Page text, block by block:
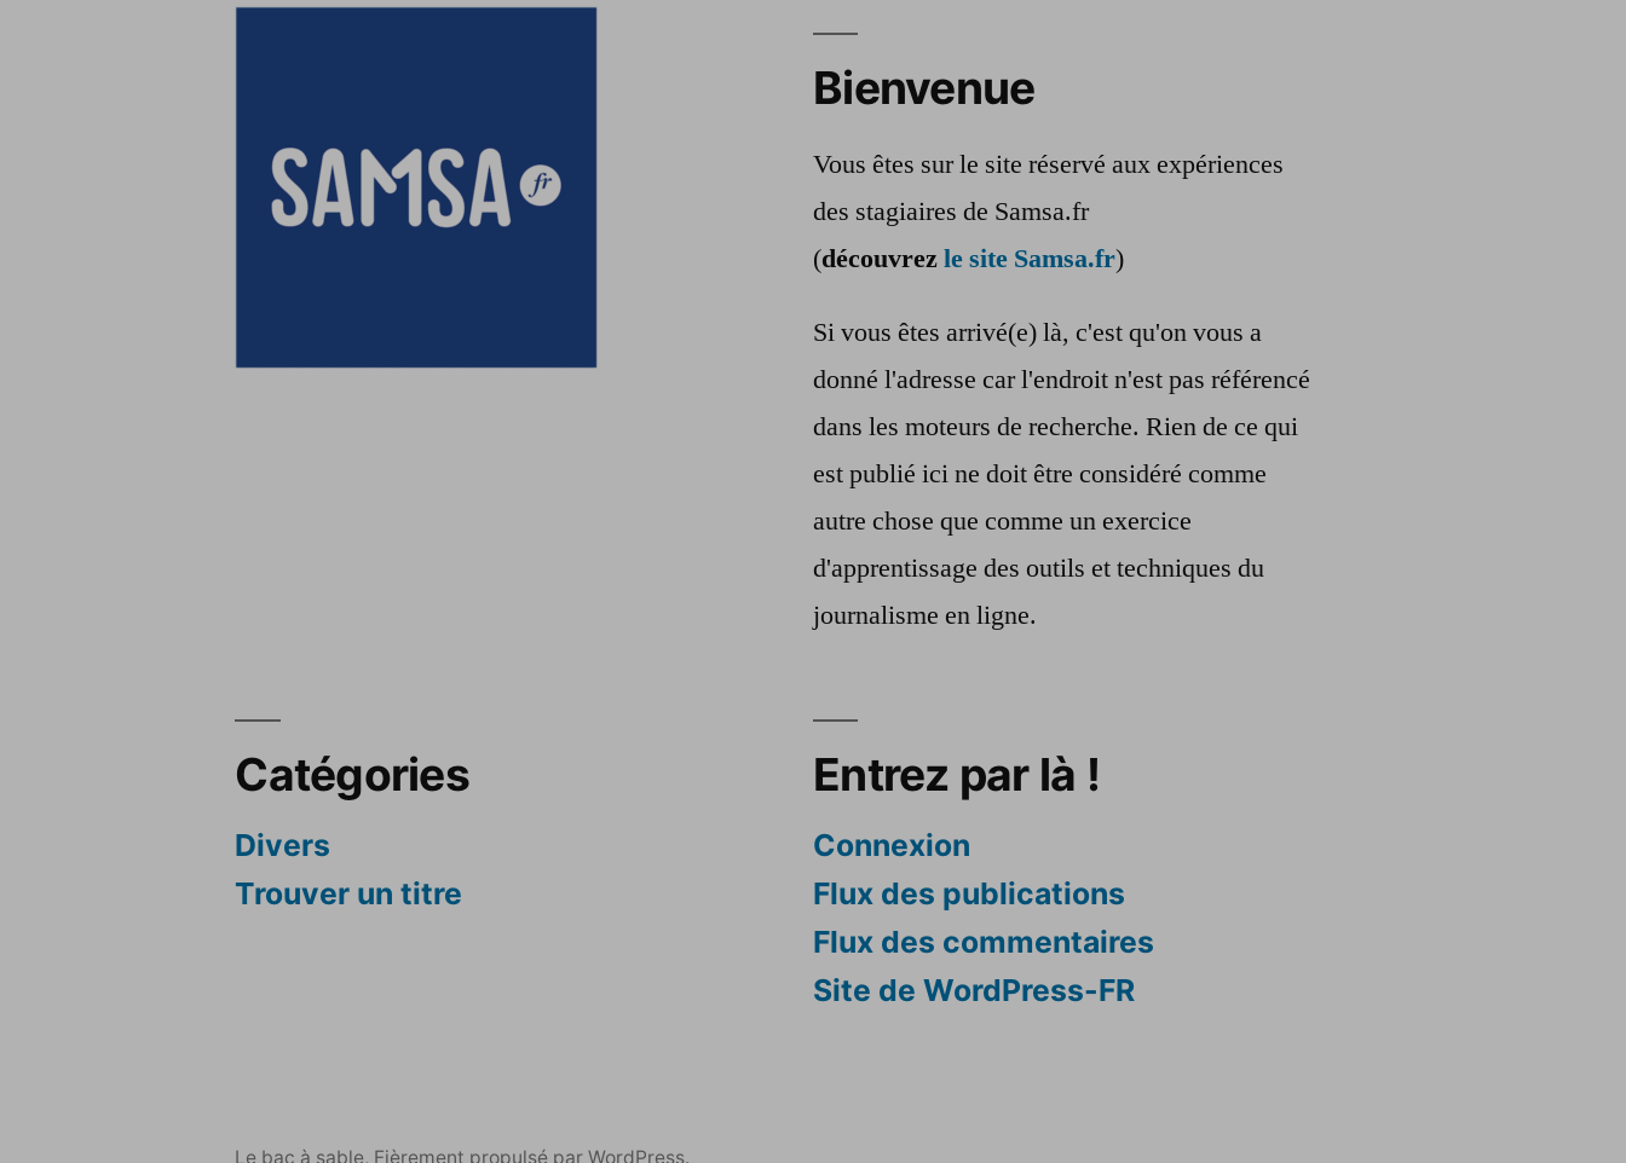
Bienvenue
Vous êtes sur le site réservé aux expériences
des stagiaires de Samsa.fr
(découvrezle site Samsa.fr)
Si vous êtes arrivé(e) là, c'est qu'on vous a
donné l'adresse car l'endroit n'est pas référencé
dans les moteurs de recherche. Rien de ce qui
est publié ici ne doit être considéré comme
autre chose que comme un exercice
d'apprentissage des outils et techniques du
journalisme en ligne.
Catégories
Divers
Trouver un titre
Entrez par là !
Connexion
Flux des publications
Flux des commentaires
Site de WordPress-FR
Le bac à sable, Fièrement propulsé par WordPress.